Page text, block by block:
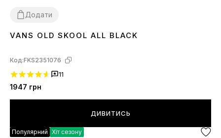
Додати
36
VANS OLD SKOOL ALL BLACK
Код:FKS2351076
11
1947 грн
ДИВИТИСЬ
Популярний Хіт сезону